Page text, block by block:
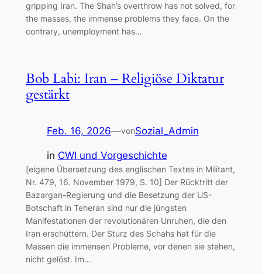
gripping Iran. The Shah’s overthrow has not solved, for
the masses, the immense problems they face. On the
contrary, unemployment has…
Bob Labi: Iran – Religiöse Diktatur
gestärkt
Feb. 16, 2026—vonSozial_Admin
in CWI und Vorgeschichte
[eigene Übersetzung des englischen Textes in Militant,
Nr. 479, 16. November 1979, S. 10] Der Rücktritt der
Bazargan-Regierung und die Besetzung der US-
Botschaft in Teheran sind nur die jüngsten
Manifestationen der revolutionären Unruhen, die den
Iran erschüttern. Der Sturz des Schahs hat für die
Massen die immensen Probleme, vor denen sie stehen,
nicht gelöst. Im…